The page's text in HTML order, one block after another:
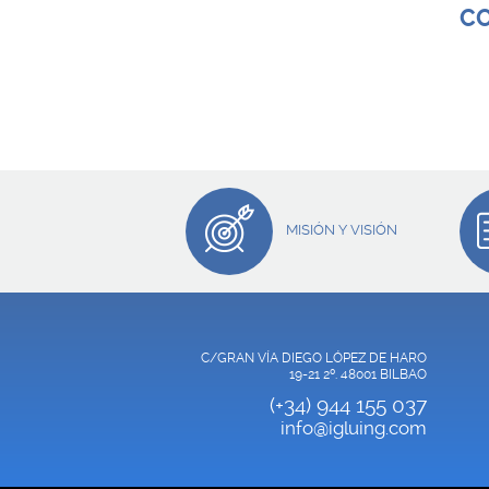
MISIÓN Y VISIÓN
C/GRAN VÍA DIEGO LÓPEZ DE HARO
19-21 2º. 48001 BILBAO
(+34) 944 155 037
info@igluing.com